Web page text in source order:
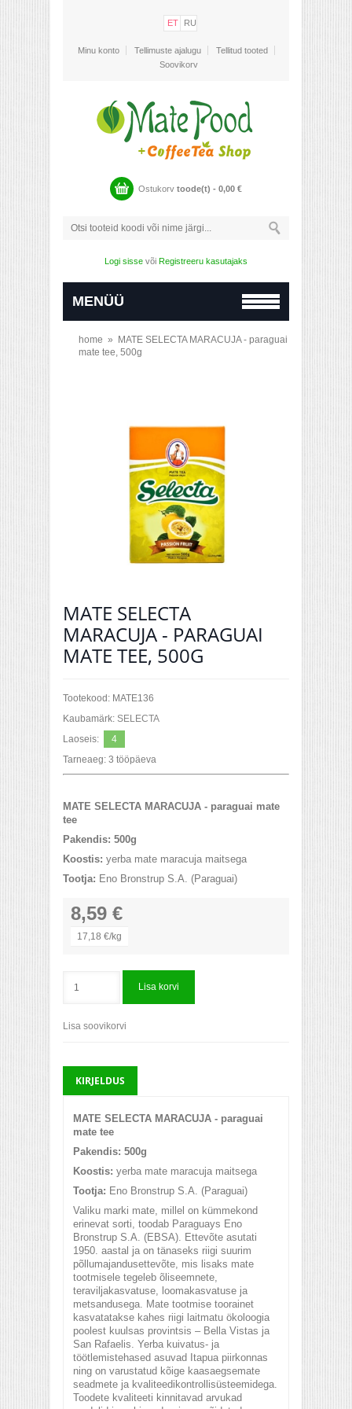
ET RU
Minu konto Tellimuste ajalugu
Tellitud tooted
Soovikorv
Ostukorv toode(t) - 0,00 €
Logi sisse või Registreeru kasutajaks
MENÜÜ
home »
MATE SELECTA MARACUJA - paraguai
mate tee, 500g
MATE SELECTA
MARACUJA - PARAGUAI
MATE TEE, 500G
Tootekood: MATE136
Kaubamärk: SELECTA
Laoseis:
4
Tarneaeg: 3 tööpäeva
MATE SELECTA MARACUJA - paraguai mate
tee
Pakendis: 500g
Koostis: yerba mate maracuja maitsega
Tootja: Eno Bronstrup S.A. (Paraguai)
8,59 €
17,18 €/kg
Lisa korvi
Lisa soovikorvi
KIRJELDUS
MATE SELECTA MARACUJA - paraguai
mate tee
Pakendis: 500g
Koostis: yerba mate maracuja maitsega
Tootja: Eno Bronstrup S.A. (Paraguai)
Valiku marki mate, millel on kümmekond
erinevat sorti, toodab Paraguays Eno
Bronstrup S.A. (EBSA). Ettevõte asutati
1950. aastal ja on tänaseks riigi suurim
põllumajandusettevõte, mis lisaks mate
tootmisele tegeleb õliseemnete,
teraviljakasvatuse, loomakasvatuse ja
metsandusega. Mate tootmise toorainet
kasvatatakse kahes riigi laitmatu ökoloogia
poolest kuulsas provintsis – Bella Vistas ja
San Rafaelis. Yerba kuivatus- ja
töötlemistehased asuvad Itapua piirkonnas
ning on varustatud kõige kaasaegsemate
seadmete ja kvaliteedikontrollisüsteemidega.
Toodete kvaliteeti kinnitavad arvukad